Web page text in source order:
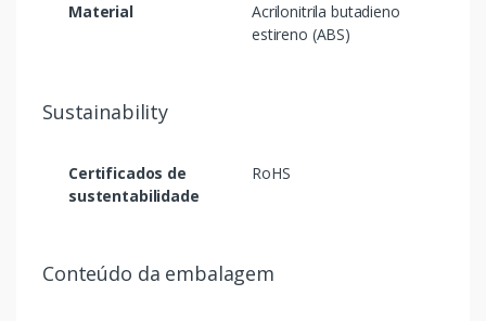
Material
Acrilonitrila butadieno
estireno (ABS)
Sustainability
Certificados de
sustentabilidade
RoHS
Conteúdo da embalagem